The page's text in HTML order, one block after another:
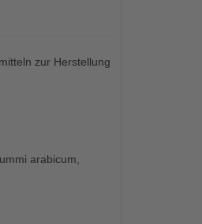
zur Herstellung
arabicum,